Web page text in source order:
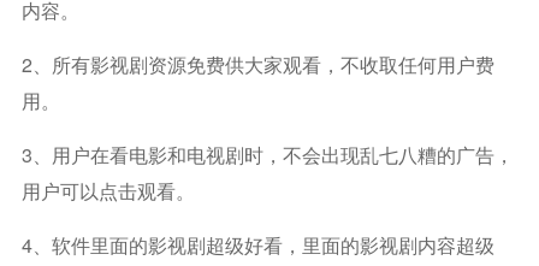
内容。
2、所有影视剧资源免费供大家观看，不收取任何用户费
用。
3、用户在看电影和电视剧时，不会出现乱七八糟的广告，
用户可以点击观看。
4、软件里面的影视剧超级好看，里面的影视剧内容超级